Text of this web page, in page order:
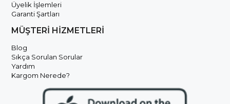
Üyelik İşlemleri
Garanti Şartları
MÜŞTERİ HİZMETLERİ
Blog
Sıkça Sorulan Sorular
Yardım
Kargom Nerede?